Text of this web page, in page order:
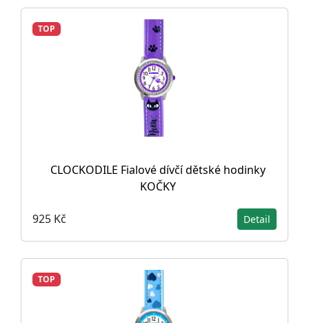
TOP
CLOCKODILE Fialové dívčí dětské hodinky
KOČKY
925 Kč Detail
TOP